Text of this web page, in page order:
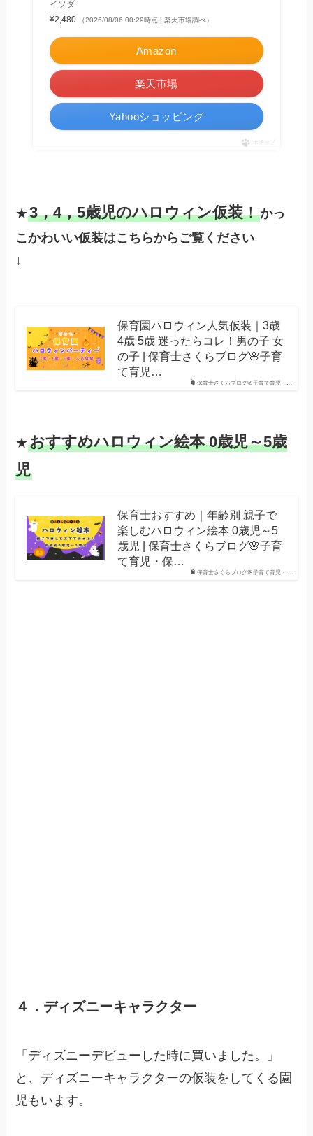
イソダ
¥2,480
（2026/08/06 00:29時点 | 楽天市場調べ）
Amazon
楽天市場
Yahooショッピング
ポチップ
★3，4，5歳児のハロウィン仮装！かっ
こかわいい仮装はこちらからご覧ください
↓
保育士さくらブログ🌸子育て育児・…
保育園ハロウィン人気仮装｜3歳
4歳 5歳 迷ったらコレ！男の子 女
の子 | 保育士さくらブログ🌸子育
て育児…
★おすすめハロウィン絵本 0歳児～5歳
児
保育士さくらブログ🌸子育て育児・…
保育士おすすめ｜年齢別 親子で
楽しむハロウィン絵本 0歳児～5
歳児 | 保育士さくらブログ🌸子育
て育児・保…
４．ディズニーキャラクター
「ディズニーデビューした時に買いました。」
と、ディズニーキャラクターの仮装をしてくる園
児もいます。